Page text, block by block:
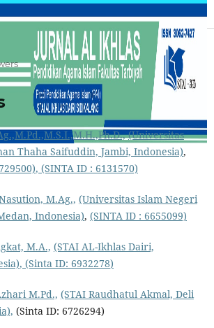
(Universitas
Thaha Saifuddin, Jambi, Indonesia),
, (SINTA ID : 6131570)
M.Ag., (Universitas Islam Negeri
Indonesia), (SINTA ID : 6655099)
M.A., (STAI AL-Ikhlas Dairi,
, (Sinta ID: 6932278)
M.Pd., (STAI Raudhatul Akmal, Deli
(Sinta ID: 6726294)